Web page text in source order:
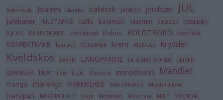
Indonesisk Iskrem Islandsk italiensk JAPANSK jordbær JUL
Julekaker JULETAPAS kaffe karamell KIKERTER KINESISK KIRSEBÆR
KJEKS KLADDKAKE knekkebrød Kokos KOLDTBORD
konfekt
KONFEKTKAKE
Konjakk KOREANSK krem KRINGLE Krydder
Kveldskos LAKRIS LANGPANNE LATINAMERIKANSK
LEFSER
LIBANESISK
likør lime Lucia Macarons mandelbunn Mandler
mango marengs MARMELADE MAROKKANSK Marshmallows
marsipan MARSIPANKAKE Meze Midtøsten Milkshake MINT MOCKTAIL